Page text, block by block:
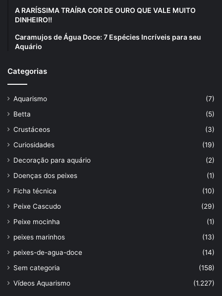
A RARÍSSIMA TRAÍRA COR DE OURO QUE VALE MUITO
DINHEIRO!!
Caramujos de Água Doce: 7 Espécies Incríveis para seu
Aquário
Categorias
Aquarismo
(7)
Betta
(5)
Crustáceos
(3)
Curiosidades
(19)
Decoração para aquário
(2)
Doenças dos peixes
(1)
Ficha técnica
(10)
Peixe Cascudo
(29)
Peixe mocinha
(1)
peixes marinhos
(13)
peixes-de-agua-doce
(14)
Sem categoria
(158)
Vídeos Aquarismo
(1.227)